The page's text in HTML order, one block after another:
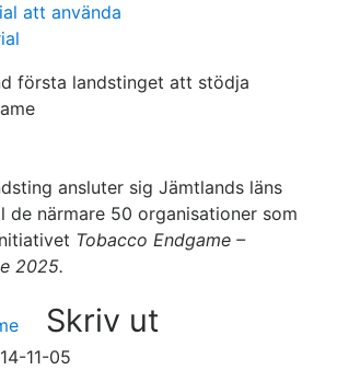
att använda
första landstinget att stödja
ansluter sig Jämtlands läns
de närmare 50 organisationer som
Tobacco Endgame –
2025.
Skriv ut
11-05